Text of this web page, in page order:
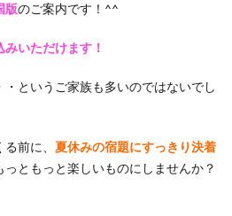
版のご案内です！^^
いただけます！
というご家族も多いのではないでし
前に、 夏休みの宿題にすっきり決着
ともっと楽しいものにしませんか？